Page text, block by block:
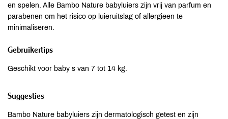
en spelen. Alle Bambo Nature babyluiers zijn vrij van parfum en
parabenen om het risico op luieruitslag of allergieen te
minimaliseren.
Gebruikertips
Geschikt voor baby s van 7 tot 14 kg.
Suggesties
Bambo Nature babyluiers zijn dermatologisch getest en zijn